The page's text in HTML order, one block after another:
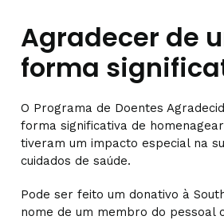
Agradecer de
forma
O Programa de Doentes
forma significativa de
tiveram um impacto especial na
cuidados de saúde.
Pode ser feito um donativo à
nome de um membro do pessoal